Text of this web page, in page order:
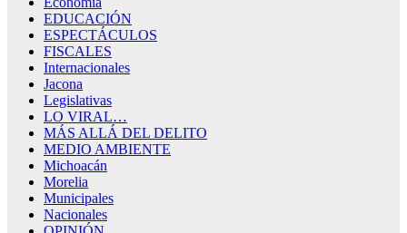
EDUCACIÓN
ESPECTÁCULOS
FISCALES
Internacionales
Jacona
Legislativas
LO VIRAL…
MÁS ALLÁ DEL DELITO
MEDIO AMBIENTE
Michoacán
Morelia
Municipales
Nacionales